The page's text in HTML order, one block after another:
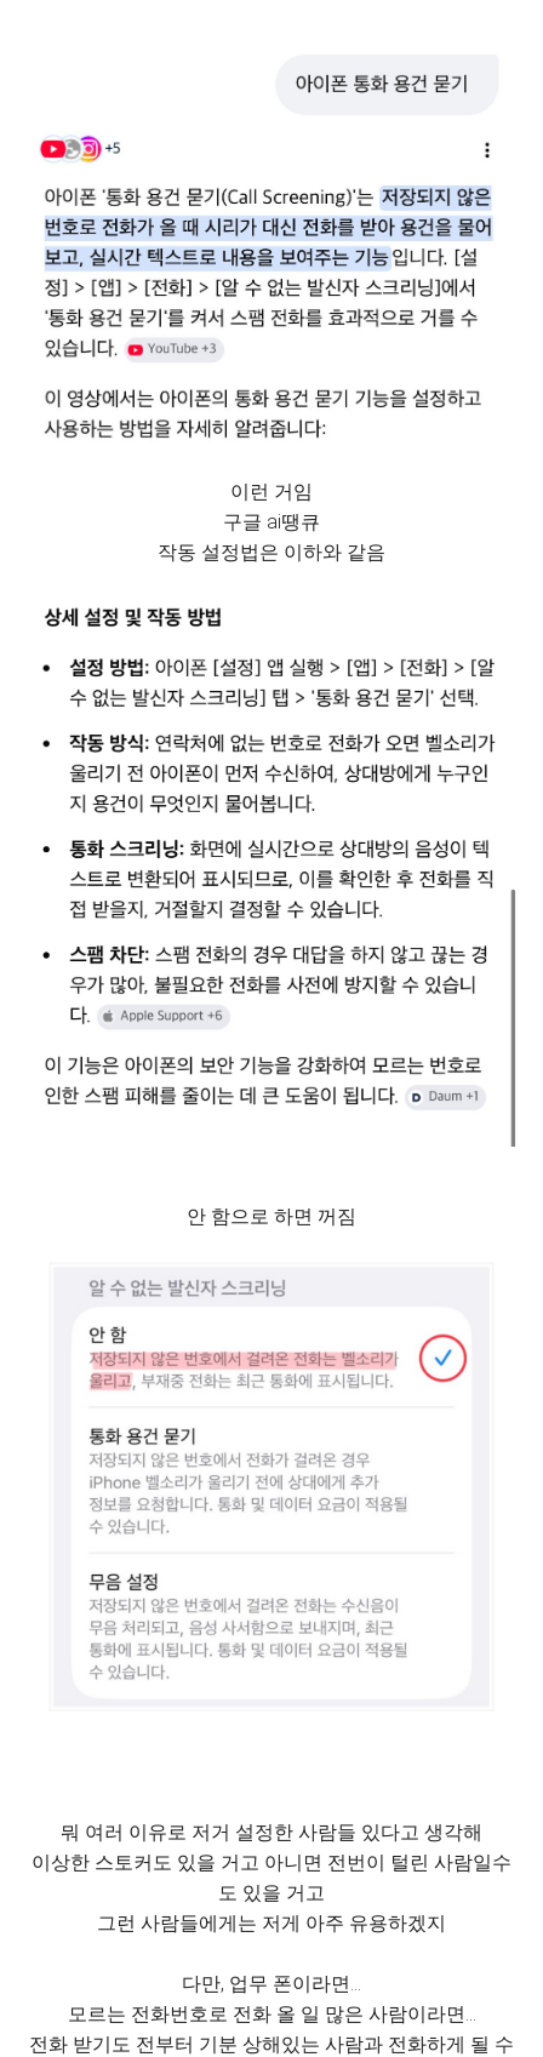
이런 거임
구글 ai땡큐
작동 설정법은 이하와 같음
안 함으로 하면 꺼짐
뭐 여러 이유로 저거 설정한 사람들 있다고 생각해
이상한 스토커도 있을 거고 아니면 전번이 털린 사람일수
도 있을 거고
그런 사람들에게는 저게 아주 유용하겠지
다만, 업무 폰이라면…
모르는 전화번호로 전화 올 일 많은 사람이라면…
전화 받기도 전부터 기분 상해있는 사람과 전화하게 될 수